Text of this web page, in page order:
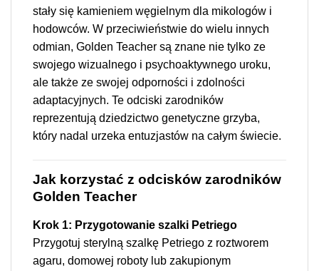
stały się kamieniem węgielnym dla mikologów i
hodowców. W przeciwieństwie do wielu innych
odmian, Golden Teacher są znane nie tylko ze
swojego wizualnego i psychoaktywnego uroku,
ale także ze swojej odporności i zdolności
adaptacyjnych. Te odciski zarodników
reprezentują dziedzictwo genetyczne grzyba,
który nadal urzeka entuzjastów na całym świecie.
Jak korzystać z odcisków zarodników
Golden Teacher
Krok 1: Przygotowanie szalki Petriego
Przygotuj sterylną szalkę Petriego z roztworem
agaru, domowej roboty lub zakupionym